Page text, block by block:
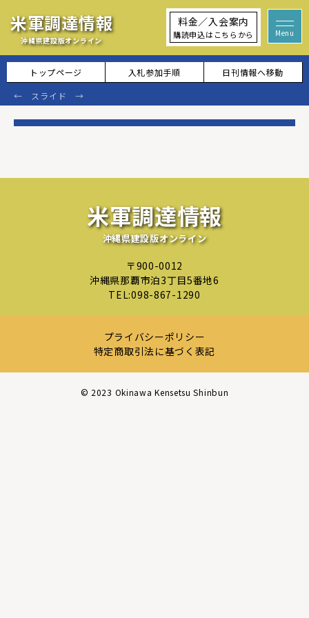
米軍調達情報
沖縄県建設版オンライン
料金／入会案内
購読申込はこちらから
トップページ 入札参加手順 日刊情報へ移動
米軍調達情報
沖縄県建設版オンライン
〒900-0012
沖縄県那覇市泊3丁目5番地6
TEL:098-867-1290
プライバシーポリシー
特定商取引法に基づく表記
©︎ 2023 Okinawa Kensetsu Shinbun